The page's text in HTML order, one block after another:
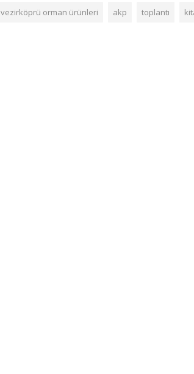
vezirköprü orman ürünleri akp toplantı